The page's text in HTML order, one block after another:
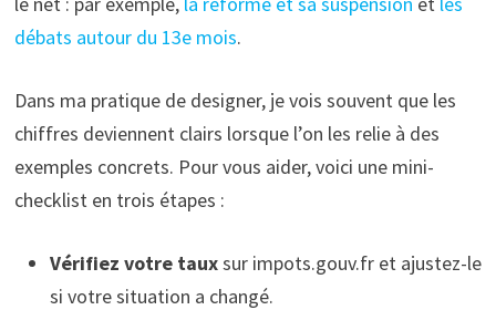
débats autour du 13e mois.
Dans ma pratique de designer, je vois souvent que les
chiffres deviennent clairs lorsque l’on les relie à des
exemples concrets. Pour vous aider, voici une mini-
checklist en trois étapes :
Vérifiez votre tauxsur impots.gouv.fr et ajustez-le
si votre situation a changé.